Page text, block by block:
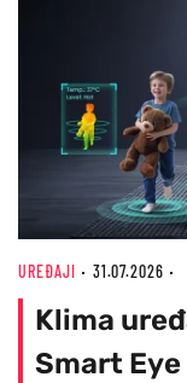
UREĐAJI 31.07.2026
Klima
Smart Eye